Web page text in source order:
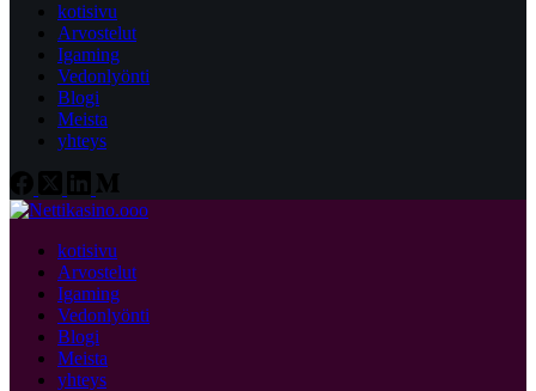
kotisivu
Arvostelut
Igaming
Vedonlyönti
Blogi
Meista
yhteys
kotisivu
Arvostelut
Igaming
Vedonlyönti
Blogi
Meista
yhteys